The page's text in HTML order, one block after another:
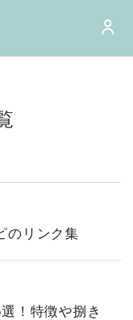
のリンク集
！特徴や捌き